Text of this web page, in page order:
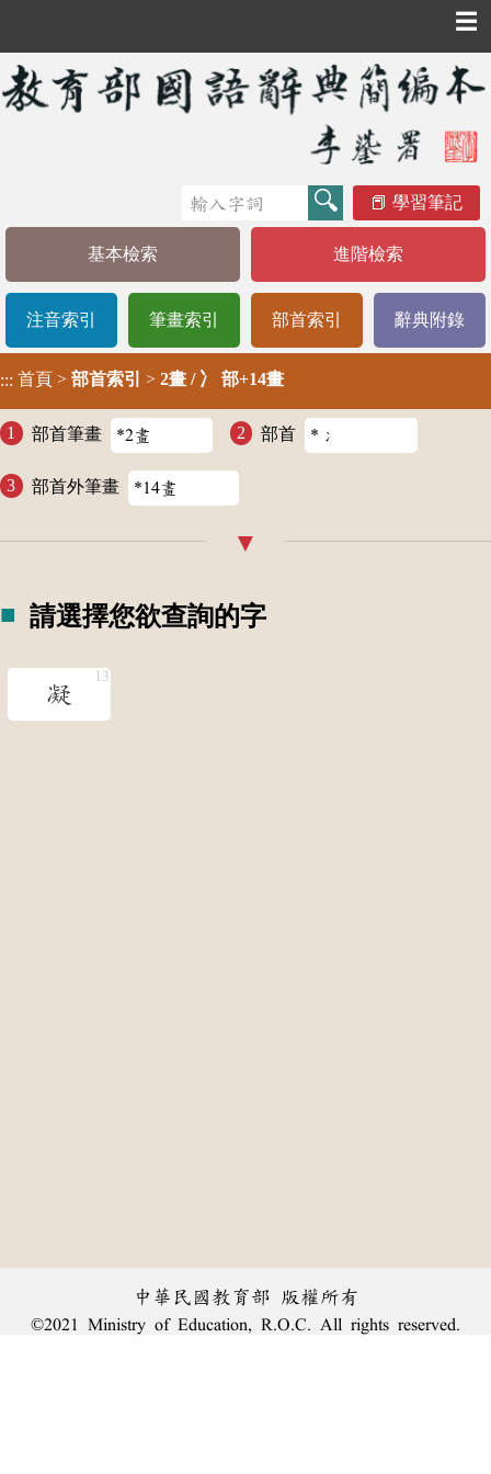
☰
學習筆記
基本檢索 進階檢索
注音索引 筆畫索引 部首索引 辭典附錄
::: 首頁 > 部首索引 > 2畫 / 冫 部+14畫
部首筆畫 部首
部首外筆畫
請選擇您欲查詢的字
凝
中華民國教育部 版權所有
©2021 Ministry of Education, R.O.C. All rights reserved.